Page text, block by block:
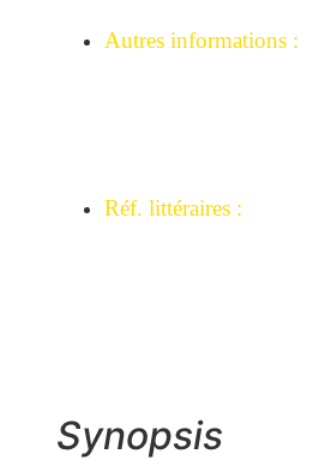
Autres informations :
Réf. littéraires :
Synopsis